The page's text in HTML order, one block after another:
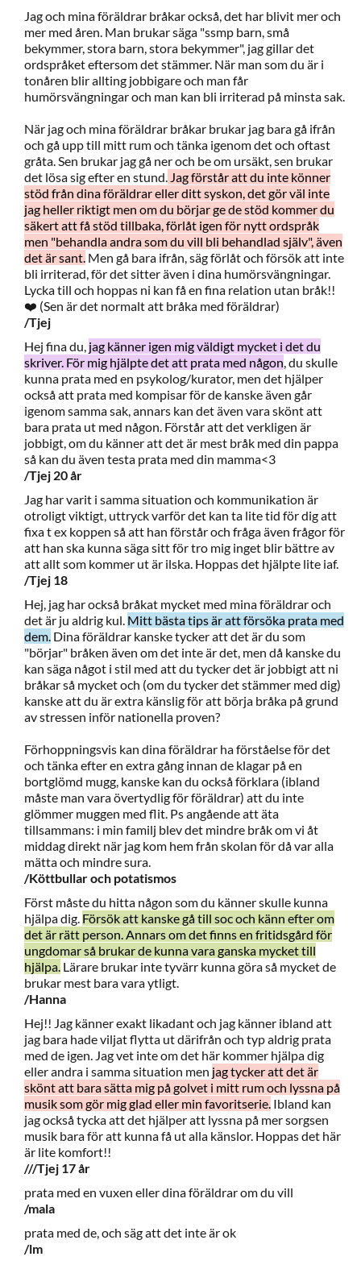
Jag och mina föräldrar bråkar också, det har blivit mer och
mer med åren. Man brukar säga "ssmp barn, små
bekymmer, stora barn, stora bekymmer", jag gillar det
ordspråket eftersom det stämmer. När man som du är i
tonåren blir allting jobbigare och man får
humörsvängningar och man kan bli irriterad på minsta sak.
När jag och mina föräldrar bråkar brukar jag bara gå ifrån
och gå upp till mitt rum och tänka igenom det och oftast
gråta. Sen brukar jag gå ner och be om ursäkt, sen brukar
det lösa sig efter en stund. Jag förstår att du inte könner
stöd från dina föräldrar eller ditt syskon, det gör väl inte
jag heller riktigt men om du börjar ge de stöd kommer du
säkert att få stöd tillbaka, förlåt igen för nytt ordspråk
men "behandla andra som du vill bli behandlad själv", även
det är sant. Men gå bara ifrån, säg förlåt och försök att inte
bli irriterad, för det sitter även i dina humörsvängningar.
Lycka till och hoppas ni kan få en fina relation utan bråk!!
❤️ (Sen är det normalt att bråka med föräldrar)
/Tjej
Hej fina du, jag känner igen mig väldigt mycket i det du
skriver. För mig hjälpte det att prata med någon, du skulle
kunna prata med en psykolog/kurator, men det hjälper
också att prata med kompisar för de kanske även går
igenom samma sak, annars kan det även vara skönt att
bara prata ut med någon. Förstår att det verkligen är
jobbigt, om du känner att det är mest bråk med din pappa
så kan du även testa prata med din mamma<3
/Tjej 20 år
Jag har varit i samma situation och kommunikation är
otroligt viktigt, uttryck varför det kan ta lite tid för dig att
fixa t ex koppen så att han förstår och fråga även frågor för
att han ska kunna säga sitt för tro mig inget blir bättre av
att allt som kommer ut är ilska. Hoppas det hjälpte lite iaf.
/Tjej 18
Hej, jag har också bråkat mycket med mina föräldrar och
det är ju aldrig kul. Mitt bästa tips är att försöka prata med
dem. Dina föräldrar kanske tycker att det är du som
"börjar" bråken även om det inte är det, men då kanske du
kan säga något i stil med att du tycker det är jobbigt att ni
bråkar så mycket och (om du tycker det stämmer med dig)
kanske att du är extra känslig för att börja bråka på grund
av stressen inför nationella proven?
Förhoppningsvis kan dina föräldrar ha förståelse för det
och tänka efter en extra gång innan de klagar på en
bortglömd mugg, kanske kan du också förklara (ibland
måste man vara övertydlig för föräldrar) att du inte
glömmer muggen med flit. Ps angående att äta
tillsammans: i min familj blev det mindre bråk om vi åt
middag direkt när jag kom hem från skolan för då var alla
mätta och mindre sura.
/Köttbullar och potatismos
Först måste du hitta någon som du känner skulle kunna
hjälpa dig. Försök att kanske gå till soc och känn efter om
det är rätt person. Annars om det finns en fritidsgård för
ungdomar så brukar de kunna vara ganska mycket till
hjälpa. Lärare brukar inte tyvärr kunna göra så mycket de
brukar mest bara vara ytligt.
/Hanna
Hej!! Jag känner exakt likadant och jag känner ibland att
jag bara hade viljat flytta ut därifrån och typ aldrig prata
med de igen. Jag vet inte om det här kommer hjälpa dig
eller andra i samma situation men jag tycker att det är
skönt att bara sätta mig på golvet i mitt rum och lyssna på
musik som gör mig glad eller min favoritserie. Ibland kan
jag också tycka att det hjälper att lyssna på mer sorgsen
musik bara för att kunna få ut alla känslor. Hoppas det här
är lite komfort!!
///Tjej 17 år
prata med en vuxen eller dina föräldrar om du vill
/mala
prata med de, och säg att det inte är ok
/lm